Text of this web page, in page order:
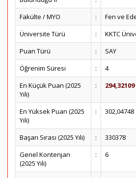
Fakülte / MYO
:
Fen ve
Üniversite Türü
:
KKTC
Puan Türü
:
SAY
Öğrenim Süresi
:
4
En Küçük Puan (2025
Yılı)
: 294,32109
En Yüksek Puan (2025
Yılı)
: 302,04748
Başarı Sırası (2025 Yılı) :
330378
Genel Kontenjan
(2025 Yılı)
: 6